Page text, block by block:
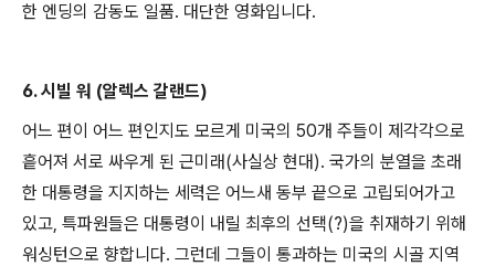
한 엔딩의 감동도 일품. 대단한 영화입니다.
6. 시빌 워 (알렉스 갈랜드)
어느 편이 어느 편인지도 모르게 미국의 50개 주들이 제각각으로
흩어져 서로 싸우게 된 근미래(사실상 현대). 국가의 분열을 초래
한 대통령을 지지하는 세력은 어느새 동부 끝으로 고립되어가고
있고, 특파원들은 대통령이 내릴 최후의 선택(?)을 취재하기 위해
워싱턴으로 향합니다. 그런데 그들이 통과하는 미국의 시골 지역